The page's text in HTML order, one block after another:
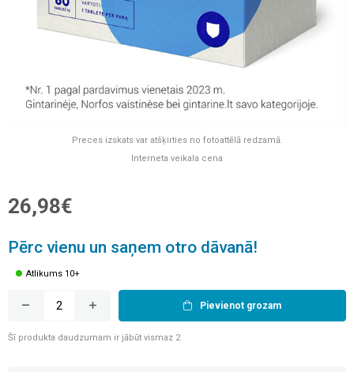
Preces izskats var atšķirties no fotoattēlā redzamā.
Interneta veikala cena
26,98€
Pērc vienu un saņem otro dāvanā!
Atlikums 10+
Pievienot grozam
Šī produkta daudzumam ir jābūt vismaz 2